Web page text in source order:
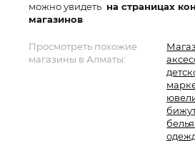
можно увидеть на страницах
магазинов
Просмотреть похожие
магазины в Алматы: